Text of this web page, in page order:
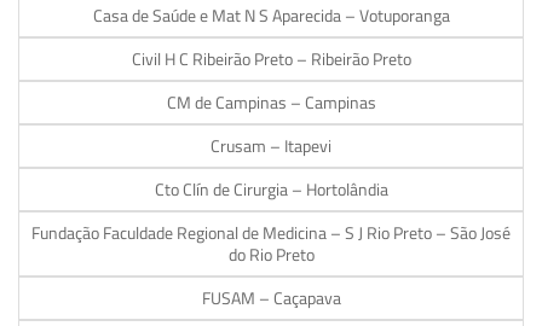
Casa de Saúde e Mat N S Aparecida – Votuporanga
Civil H C Ribeirão Preto – Ribeirão Preto
CM de Campinas – Campinas
Crusam – Itapevi
Cto Clín de Cirurgia – Hortolândia
Fundação Faculdade Regional de Medicina – S J Rio Preto – São José
do Rio Preto
FUSAM – Caçapava